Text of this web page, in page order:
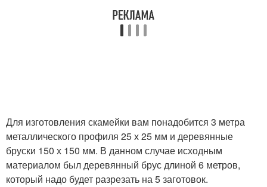
Для изготовления скамейки вам понадобится 3 метра
металлического профиля 25 х 25 мм и деревянные
бруски 150 х 150 мм. В данном случае исходным
материалом был деревянный брус длиной 6 метров,
который надо будет разрезать на 5 заготовок.